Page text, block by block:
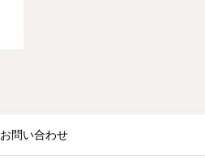
お問い合わせ